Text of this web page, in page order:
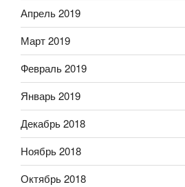
Апрель 2019
Март 2019
Февраль 2019
Январь 2019
Декабрь 2018
Ноябрь 2018
Октябрь 2018